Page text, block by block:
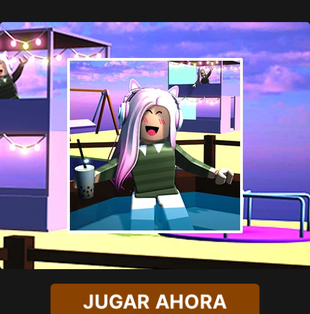
JUGAR AHORA